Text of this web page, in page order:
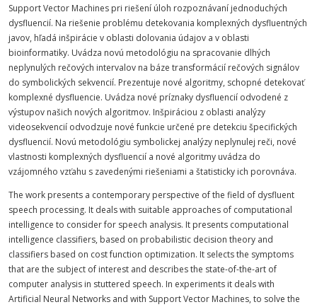
Support Vector Machines pri riešení úloh rozpoznávaní jednoduchých
dysfluencií. Na riešenie problému detekovania komplexných dysfluentných
javov, hľadá inšpirácie v oblasti dolovania údajov a v oblasti
bioinformatiky. Uvádza novú metodológiu na spracovanie dlhých
neplynulých rečových intervalov na báze transformácií rečových signálov
do symbolických sekvencií. Prezentuje nové algoritmy, schopné detekovať
komplexné dysfluencie. Uvádza nové príznaky dysfluencií odvodené z
výstupov našich nových algoritmov. Inšpiráciou z oblasti analýzy
videosekvencií odvodzuje nové funkcie určené pre detekciu špecifických
dysfluencií. Novú metodológiu symbolickej analýzy neplynulej reči, nové
vlastnosti komplexných dysfluencií a nové algoritmy uvádza do
vzájomného vzťahu s zavedenými riešeniami a štatisticky ich porovnáva.
The work presents a contemporary perspective of the field of dysfluent
speech processing. It deals with suitable approaches of computational
intelligence to consider for speech analysis. It presents computational
intelligence classifiers, based on probabilistic decision theory and
classifiers based on cost function optimization. It selects the symptoms
that are the subject of interest and describes the state-of-the-art of
computer analysis in stuttered speech. In experiments it deals with
Artificial Neural Networks and with Support Vector Machines, to solve the